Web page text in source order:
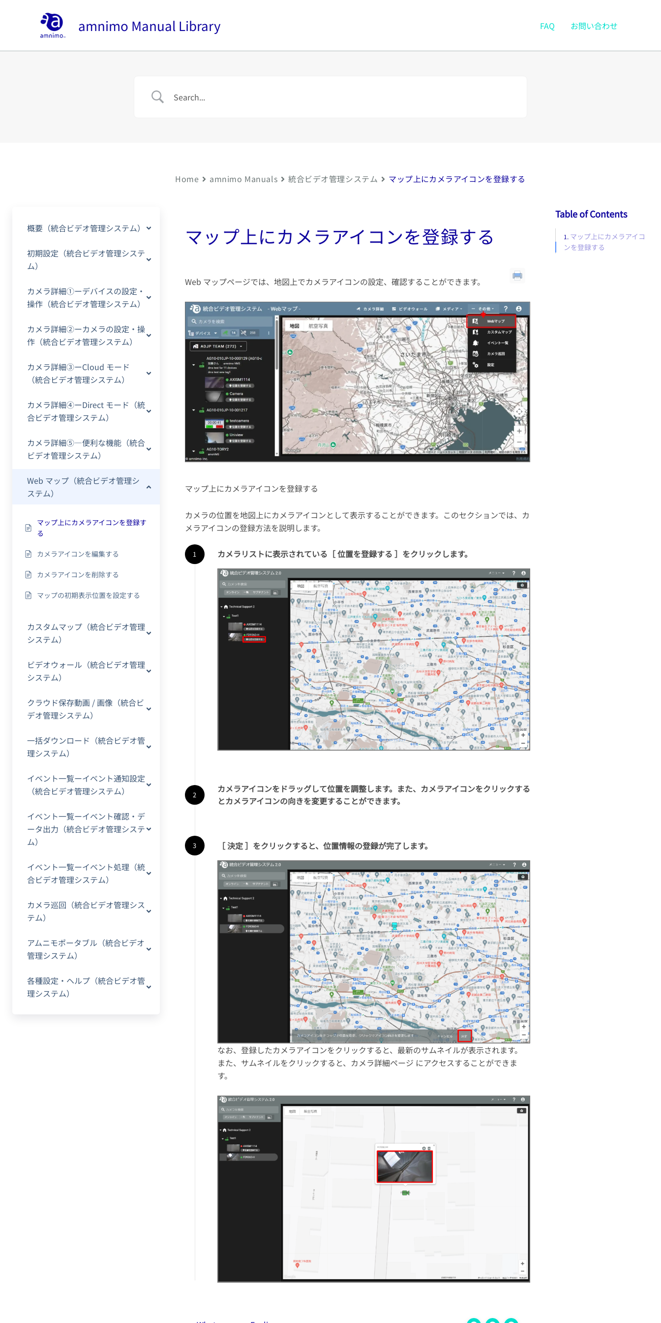
amnimo Manual Library FAQ お問い合わせ
概要（統合ビデオ管理システム）
初期設定（統合ビデオ管理システ
ム）
カメラ詳細①ーデバイスの設定・
操作（統合ビデオ管理システム）
カメラ詳細②ーカメラの設定・操
作（統合ビデオ管理システム）
カメラ詳細③ーCloud モード
（統合ビデオ管理システム）
カメラ詳細④ーDirect モード（統
合ビデオ管理システム）
カメラ詳細⑤―便利な機能（統合
ビデオ管理システム）
Web マップ（統合ビデオ管理シ
ステム）
マップ上にカメラアイコンを登録す
る
カメラアイコンを編集する
カメラアイコンを削除する
マップの初期表示位置を設定する
カスタムマップ（統合ビデオ管理
システム）
ビデオウォール（統合ビデオ管理
システム）
クラウド保存動画 / 画像（統合ビ
デオ管理システム）
一括ダウンロード（統合ビデオ管
理システム）
イベント一覧ーイベント通知設定
（統合ビデオ管理システム）
イベント一覧ーイベント確認・デ
ータ出力（統合ビデオ管理システ
ム）
イベント一覧ーイベント処理（統
合ビデオ管理システム）
カメラ巡回（統合ビデオ管理シス
テム）
アムニモポータブル（統合ビデオ
管理システム）
各種設定・ヘルプ（統合ビデオ管
理システム）
Home amnimo Manuals 統合ビデオ管理システム マップ上にカメラアイコンを登録する
マップ上にカメラアイコンを登録する
Web マップページでは、地図上でカメラアイコンの設定、確認することができます。
マップ上にカメラアイコンを登録する
カメラの位置を地図上にカメラアイコンとして表示することができます。このセクションでは、カ
メラアイコンの登録方法を説明します。
カメラリストに表示されている［ 位置を登録する ］をクリックします。
カメラアイコンをドラッグして位置を調整します。また、カメラアイコンをクリックする
とカメラアイコンの向きを変更することができます。
［ 決定 ］をクリックすると、位置情報の登録が完了します。
なお、登録したカメラアイコンをクリックすると、最新のサムネイルが表示されます。
また、サムネイルをクリックすると、カメラ詳細ページ にアクセスすることができま
す。
Table of Contents
マップ上にカメラアイコ
ンを登録する